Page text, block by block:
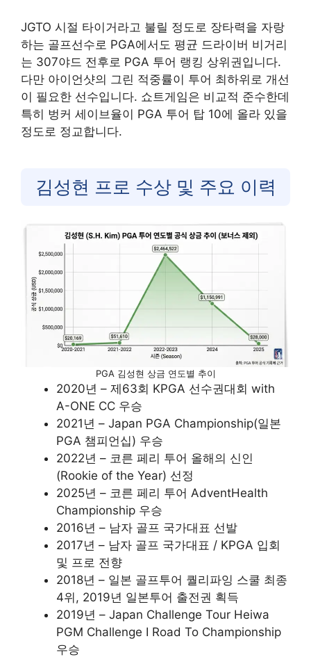
JGTO 시절 타이거라고 불릴 정도로 장타력을 자랑
하는 골프선수로 PGA에서도 평균 드라이버 비거리
는 307야드 전후로 PGA 투어 랭킹 상위권입니다.
다만 아이언샷의 그린 적중률이 투어 최하위로 개선
이 필요한 선수입니다. 쇼트게임은 비교적 준수한데
특히 벙커 세이브율이 PGA 투어 탑 10에 올라 있을
정도로 정교합니다.
김성현 프로 수상 및 주요 이력
PGA 김성현 상금 연도별 추이
2020년 – 제63회 KPGA 선수권대회 with
A-ONE CC 우승
2021년 – Japan PGA Championship(일본
PGA 챔피언십) 우승​
2022년 – 코른 페리 투어 올해의 신인
(Rookie of the Year) 선정
2025년 – 코른 페리 투어 AdventHealth
Championship 우승
2016년 – 남자 골프 국가대표 선발
2017년 – 남자 골프 국가대표 / KPGA 입회
및 프로 전향
2018년 – 일본 골프투어 퀄리파잉 스쿨 최종
4위, 2019년 일본투어 출전권 획득
2019년 – Japan Challenge Tour Heiwa
PGM Challenge I Road To Championship
우승